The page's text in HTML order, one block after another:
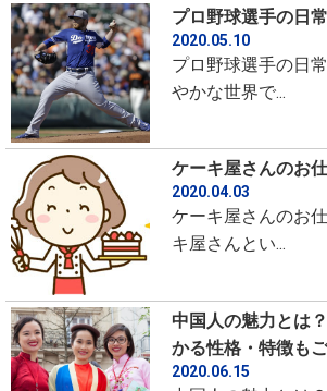
プロ野球選手の日常
2020.05.10
プロ野球選手の日
やかな世界で...
ケーキ屋さんのお
2020.04.03
ケーキ屋さんのお
キ屋さんとい...
中国人の魅力とは
かる性格・特徴も
2020.06.15